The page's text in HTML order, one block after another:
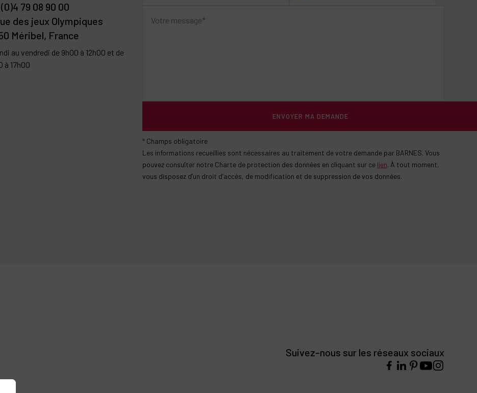
79 08 90 00
des jeux Olympiques
Méribel, France
au vendredi de 9h00 à 12h00 et de
à 17h00
ENVOYER MA DEMANDE
* Champs obligatoire
Les informations recueillies sont nécessaires au traitement de votre demande par BARNES. Vous
pouvez consulter notre Charte de protection des données en cliquant sur ce lien. À tout moment,
vous disposez d’un droit d’accès, de modification et de suppression de vos données.
Suivez-nous sur les réseaux sociaux